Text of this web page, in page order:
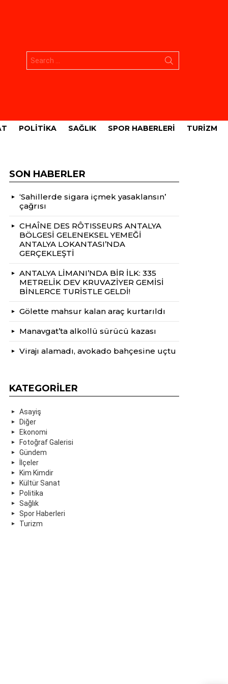
POLITIKA SAĞLIK SPOR HABERLERI TURIZM
SON HABERLER
‘Sahillerde sigara içmek yasaklansın’
çağrısı
CHAÎNE DES RÔTISSEURS ANTALYA
BÖLGESİ GELENEKSEL YEMEĞİ
ANTALYA LOKANTASI’NDA
GERÇEKLEŞTİ
ANTALYA LİMANI’NDA BİR İLK: 335
METRELİK DEV KRUVAZİYER GEMİSİ
BİNLERCE TURİSTLE GELDİ!
Gölette mahsur kalan araç kurtarıldı
Manavgat’ta alkollü sürücü kazası
Virajı alamadı, avokado bahçesine uçtu
KATEGORILER
Asayiş
Diğer
Ekonomi
Fotoğraf Galerisi
Gündem
İlçeler
Kim Kimdir
Kültür Sanat
Politika
Sağlık
Spor Haberleri
Turizm